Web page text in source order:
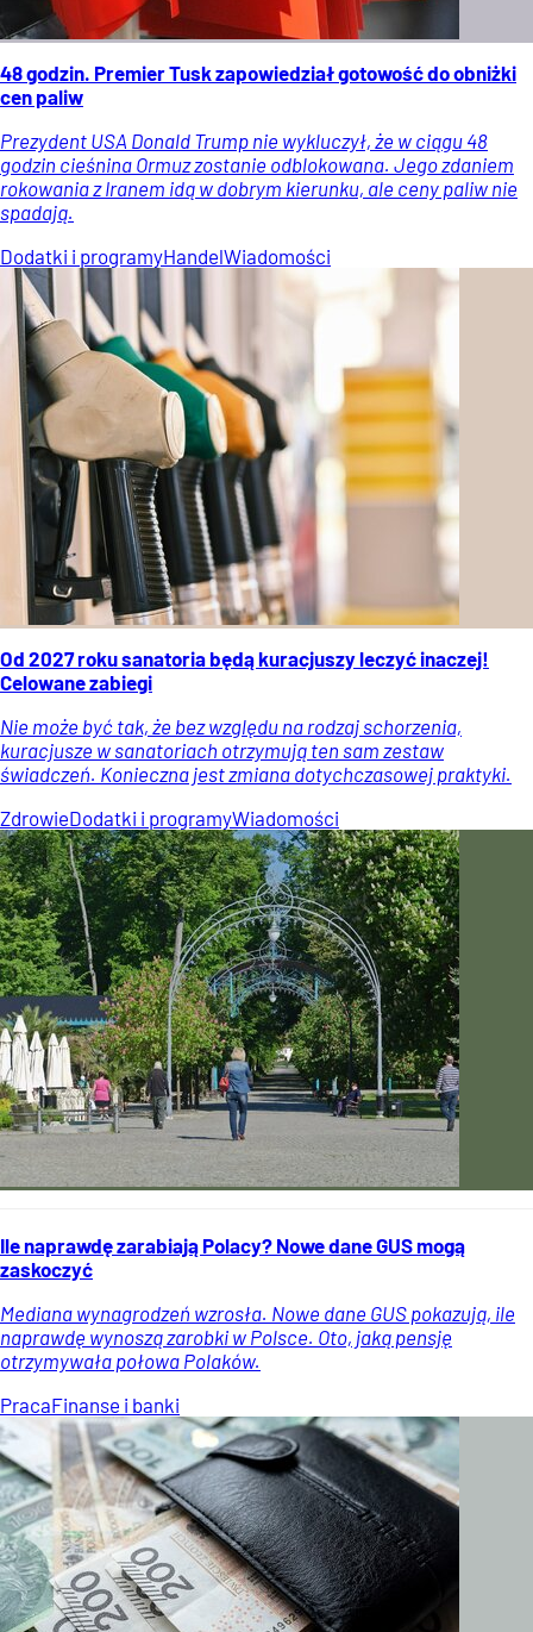
48 godzin. Premier Tusk zapowiedział gotowość do obniżki
cen paliw
Prezydent USA Donald Trump nie wykluczył, że w ciągu 48
godzin cieśnina Ormuz zostanie odblokowana. Jego zdaniem
rokowania z Iranem idą w dobrym kierunku, ale ceny paliw nie
spadają.
Dodatki i programyHandelWiadomości
Od 2027 roku sanatoria będą kuracjuszy leczyć inaczej!
Celowane zabiegi
Nie może być tak, że bez względu na rodzaj schorzenia,
kuracjusze w sanatoriach otrzymują ten sam zestaw
świadczeń. Konieczna jest zmiana dotychczasowej praktyki.
ZdrowieDodatki i programyWiadomości
Ile naprawdę zarabiają Polacy? Nowe dane GUS mogą
zaskoczyć
Mediana wynagrodzeń wzrosła. Nowe dane GUS pokazują, ile
naprawdę wynoszą zarobki w Polsce. Oto, jaką pensję
otrzymywała połowa Polaków.
PracaFinanse i banki